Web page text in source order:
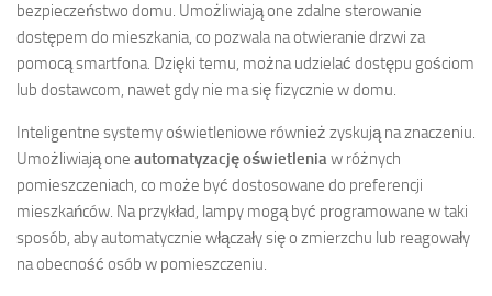
bezpieczeństwo domu. Umożliwiają one zdalne sterowanie
dostępem do mieszkania, co pozwala na otwieranie drzwi za
pomocą smartfona. Dzięki temu, można udzielać dostępu gościom
lub dostawcom, nawet gdy nie ma się fizycznie w domu.
Inteligentne systemy oświetleniowe również zyskują na znaczeniu.
Umożliwiają one automatyzację oświetleniaw różnych
pomieszczeniach, co może być dostosowane do preferencji
mieszkańców. Na przykład, lampy mogą być programowane w taki
sposób, aby automatycznie włączały się o zmierzchu lub reagowały
na obecność osób w pomieszczeniu.